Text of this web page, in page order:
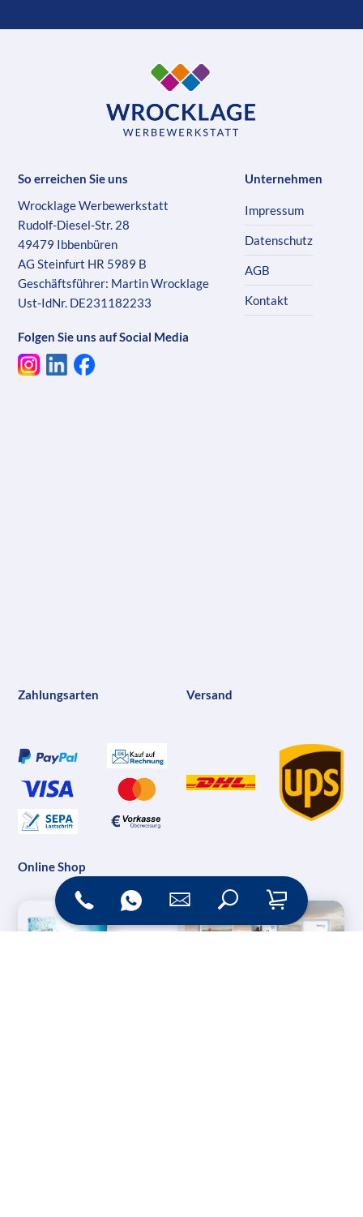
So erreichen Sie uns
Wrocklage Werbewerkstatt
Rudolf-Diesel-Str. 28
49479 Ibbenbüren
AG Steinfurt HR 5989 B
Geschäftsführer: Martin Wrocklage
Ust-IdNr. DE231182233
Folgen Sie uns auf Social Media
Unternehmen
Impressum
Datenschutz
AGB
Kontakt
Zahlungsarten Versand
Online Shop